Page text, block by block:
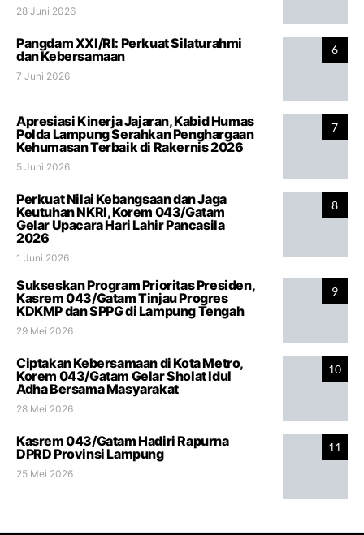
28 Juni 2026
6
Pangdam XXI/RI: Perkuat Silaturahmi
dan Kebersamaan
7 Juni 2026
7
Apresiasi Kinerja Jajaran, Kabid Humas
Polda Lampung Serahkan Penghargaan
Kehumasan Terbaik di Rakernis 2026
5 Juni 2026
8
Perkuat Nilai Kebangsaan dan Jaga
Keutuhan NKRI, Korem 043/Gatam
Gelar Upacara Hari Lahir Pancasila
2026
1 Juni 2026
9
Sukseskan Program Prioritas Presiden,
Kasrem 043/Gatam Tinjau Progres
KDKMP dan SPPG di Lampung Tengah
29 Mei 2026
10
Ciptakan Kebersamaan di Kota Metro,
Korem 043/Gatam Gelar Sholat Idul
Adha Bersama Masyarakat
28 Mei 2026
11
Kasrem 043/Gatam Hadiri Rapurna
DPRD Provinsi Lampung
25 Mei 2026